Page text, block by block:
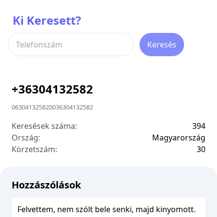
Ki Keresett?
Keresés
+36304132582
063041325820036304132582
Keresések száma:
394
Ország:
Magyarország
Körzetszám:
30
Hozzászólások
Felvettem, nem szólt bele senki, majd kinyomott.